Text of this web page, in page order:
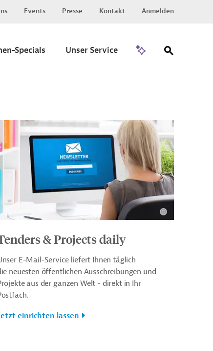
Events Presse Kontakt Anmelden
Specials Unser Service
& Projects daily
E-Mail-Service liefert Ihnen täglich
neuesten öffentlichen Ausschreibungen und
aus der ganzen Welt - direkt in Ihr
einrichten lassen